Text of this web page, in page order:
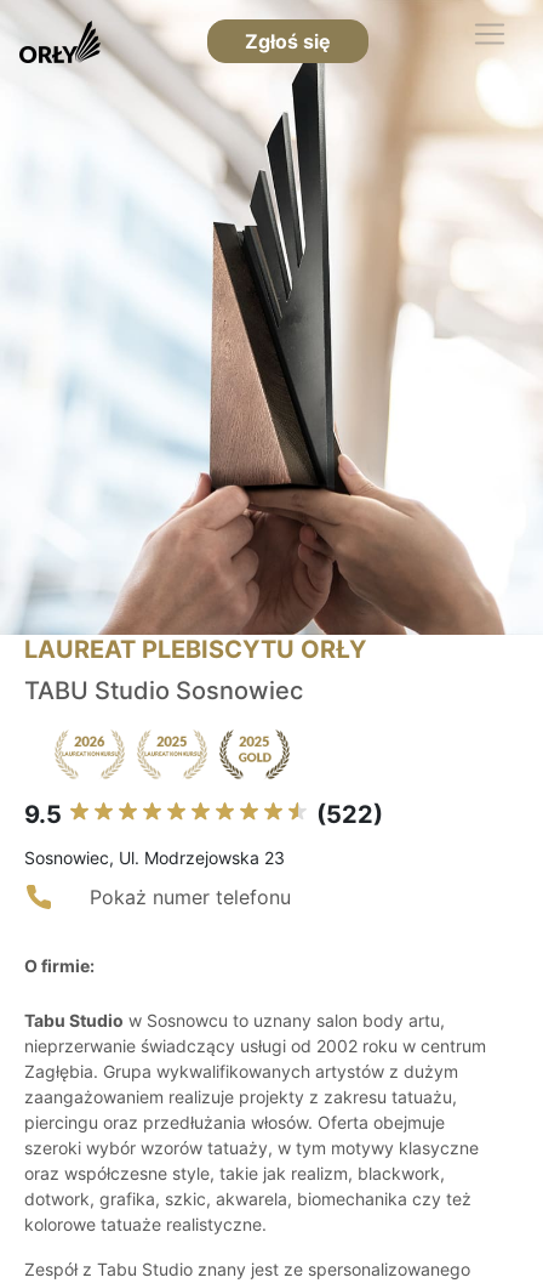
Zgłoś się
LAUREAT PLEBISCYTU ORŁY
TABU Studio Sosnowiec
9.5 (522)
Sosnowiec, Ul. Modrzejowska 23
Pokaż numer telefonu
O firmie:
Tabu Studio w Sosnowcu to uznany salon body artu,
nieprzerwanie świadczący usługi od 2002 roku w centrum
Zagłębia. Grupa wykwalifikowanych artystów z dużym
zaangażowaniem realizuje projekty z zakresu tatuażu,
piercingu oraz przedłużania włosów. Oferta obejmuje
szeroki wybór wzorów tatuaży, w tym motywy klasyczne
oraz współczesne style, takie jak realizm, blackwork,
dotwork, grafika, szkic, akwarela, biomechanika czy też
kolorowe tatuaże realistyczne.
Zespół z Tabu Studio znany jest ze spersonalizowanego